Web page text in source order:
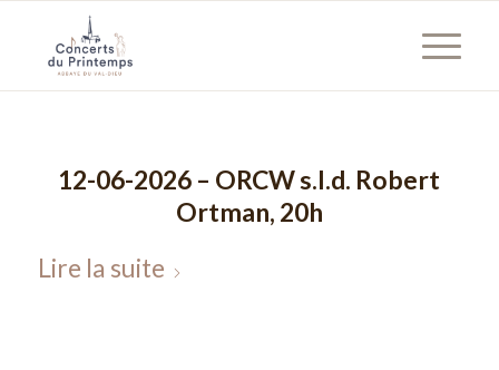
12-06-2026 – ORCW s.l.d. Robert
Ortman, 20h
Lire la suite